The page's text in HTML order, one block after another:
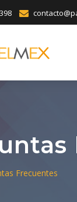
Frecuentes